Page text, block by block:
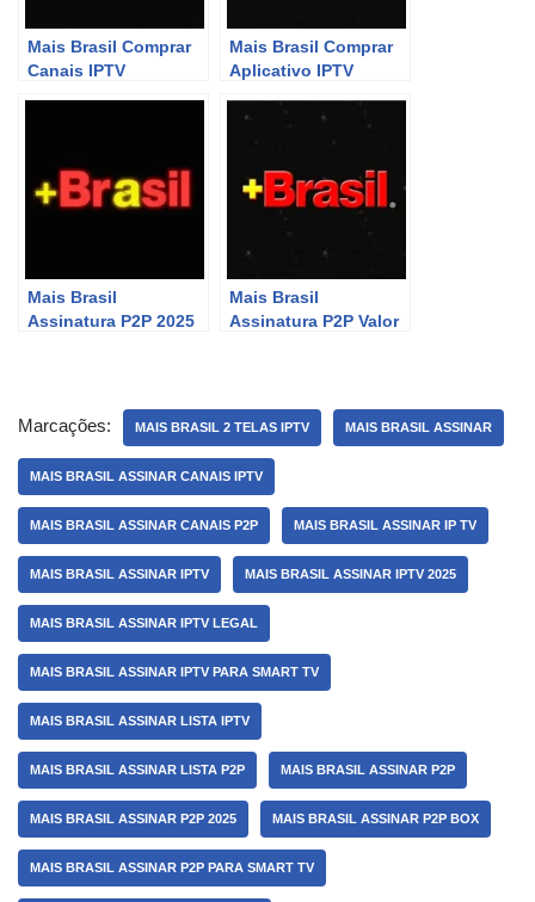
Mais Brasil Comprar
Canais IPTV
Mais Brasil Comprar
Aplicativo IPTV
Mais Brasil
Assinatura P2P 2025
Mais Brasil
Assinatura P2P Valor
Marcações: MAIS BRASIL 2 TELAS IPTV MAIS BRASIL ASSINAR
MAIS BRASIL ASSINAR CANAIS IPTV
MAIS BRASIL ASSINAR CANAIS P2P MAIS BRASIL ASSINAR IP TV
MAIS BRASIL ASSINAR IPTV MAIS BRASIL ASSINAR IPTV 2025
MAIS BRASIL ASSINAR IPTV LEGAL
MAIS BRASIL ASSINAR IPTV PARA SMART TV
MAIS BRASIL ASSINAR LISTA IPTV
MAIS BRASIL ASSINAR LISTA P2P MAIS BRASIL ASSINAR P2P
MAIS BRASIL ASSINAR P2P 2025 MAIS BRASIL ASSINAR P2P BOX
MAIS BRASIL ASSINAR P2P PARA SMART TV